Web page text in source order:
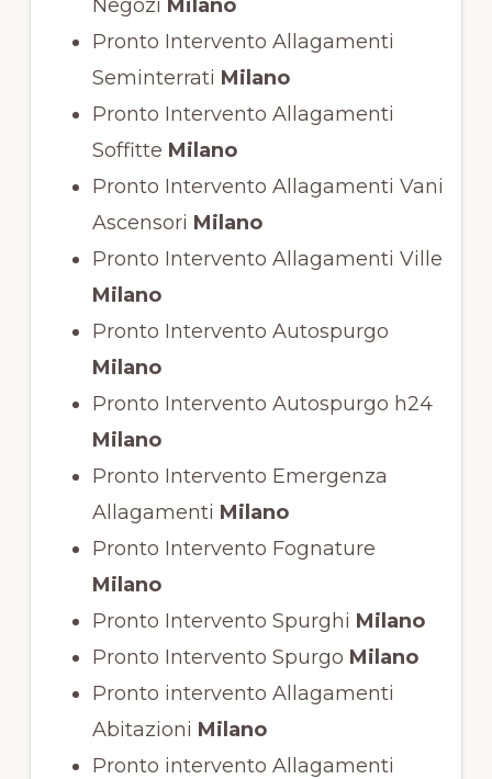
Negozi Milano
Pronto Intervento Allagamenti
Seminterrati Milano
Pronto Intervento Allagamenti
Soffitte Milano
Pronto Intervento Allagamenti Vani
Ascensori Milano
Pronto Intervento Allagamenti Ville
Milano
Pronto Intervento Autospurgo
Milano
Pronto Intervento Autospurgo h24
Milano
Pronto Intervento Emergenza
Allagamenti Milano
Pronto Intervento Fognature
Milano
Pronto Intervento Spurghi Milano
Pronto Intervento Spurgo Milano
Pronto intervento Allagamenti
Abitazioni Milano
Pronto intervento Allagamenti